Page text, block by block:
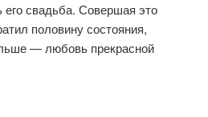
его свадьба. Совершая это
половину состояния,
— любовь прекрасной